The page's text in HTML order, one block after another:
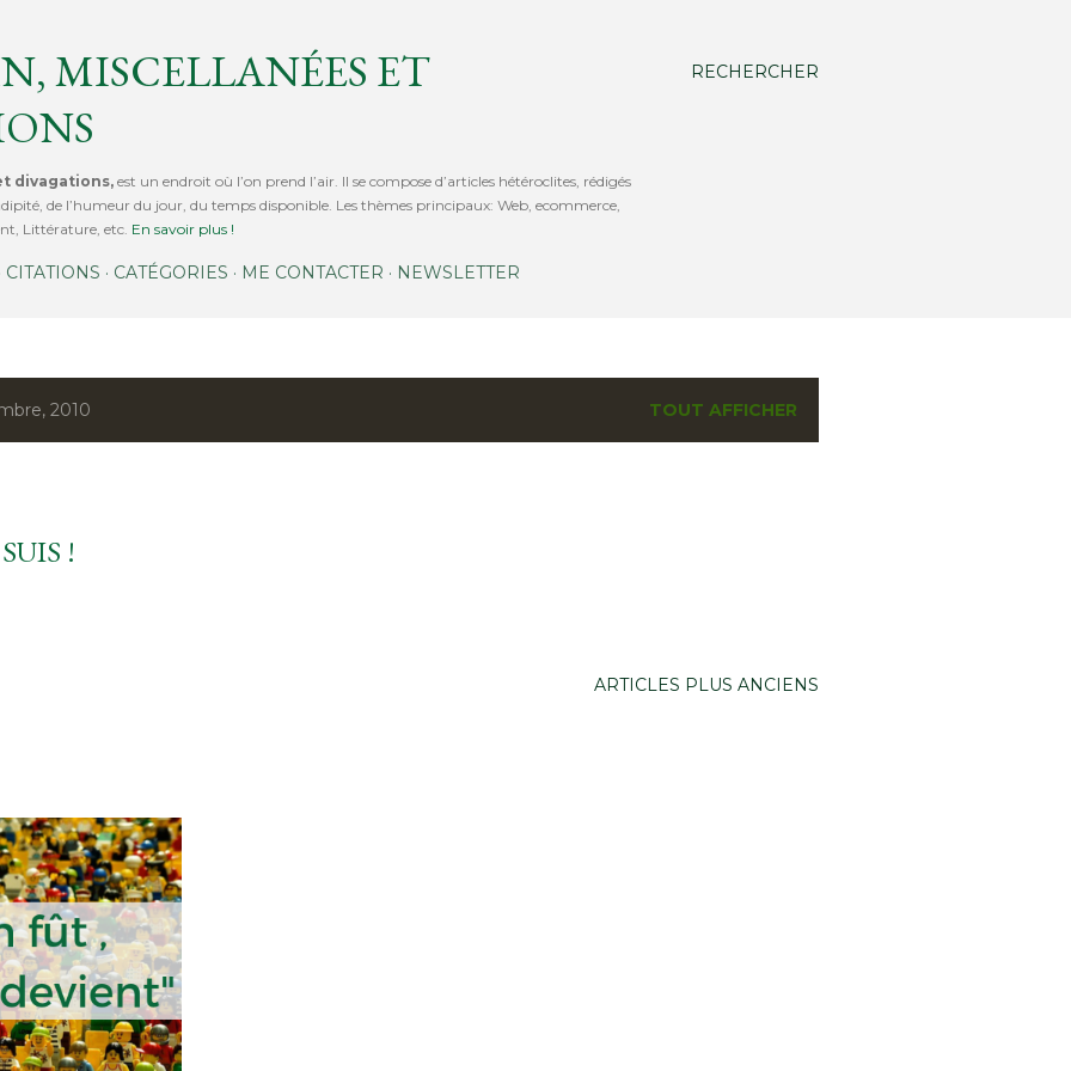
RECHERCHER
MISCELLANÉES ET
divagations, est un endroit où l’on prend l’air. Il se compose d’articles hétéroclites, rédigés
de l’humeur du jour, du temps disponible. Les thèmes principaux: Web, ecommerce,
Littérature, etc. En savoir plus !
CITATIONS CATÉGORIES ME CONTACTER NEWSLETTER
2010 TOUT AFFICHER
!
ARTICLES PLUS ANCIENS